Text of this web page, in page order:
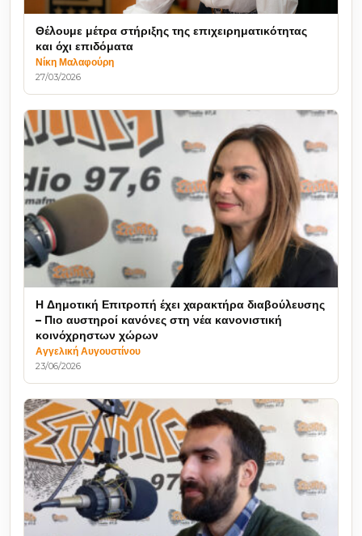
Θέλουμε μέτρα στήριξης της επιχειρηματικότητας
και όχι επιδόματα
Νίκη Μαλαφούρη
27/03/2026
Η Δημοτική Επιτροπή έχει χαρακτήρα διαβούλευσης
– Πιο αυστηροί κανόνες στη νέα κανονιστική
κοινόχρηστων χώρων
Αγγελική Αυγουστίνου
23/06/2026